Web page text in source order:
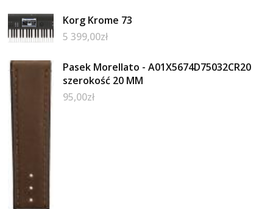
Korg Krome 73
5 399,00zł
Pasek Morellato - A01X5674D75032CR20
szerokość 20 MM
95,00zł